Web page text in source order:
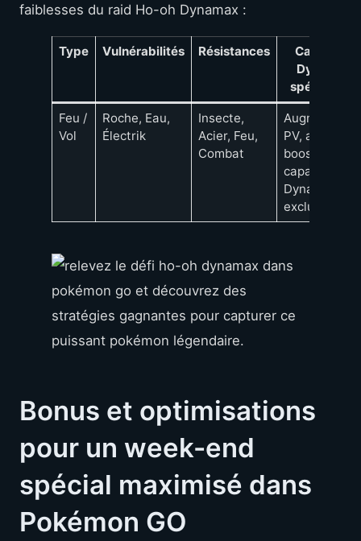
faiblesses du raid Ho-oh Dynamax :
Type Vulnérabilités Résistances
Capacités
Dynamax
spécifiques
Feu /
Vol
Roche, Eau,
Électrik
Insecte,
Acier, Feu,
Combat
PV, attaques
boostées,
capacité
Dynamax
exclusive
Bonus et optimisations
pour un week-end
spécial maximisé dans
Pokémon GO